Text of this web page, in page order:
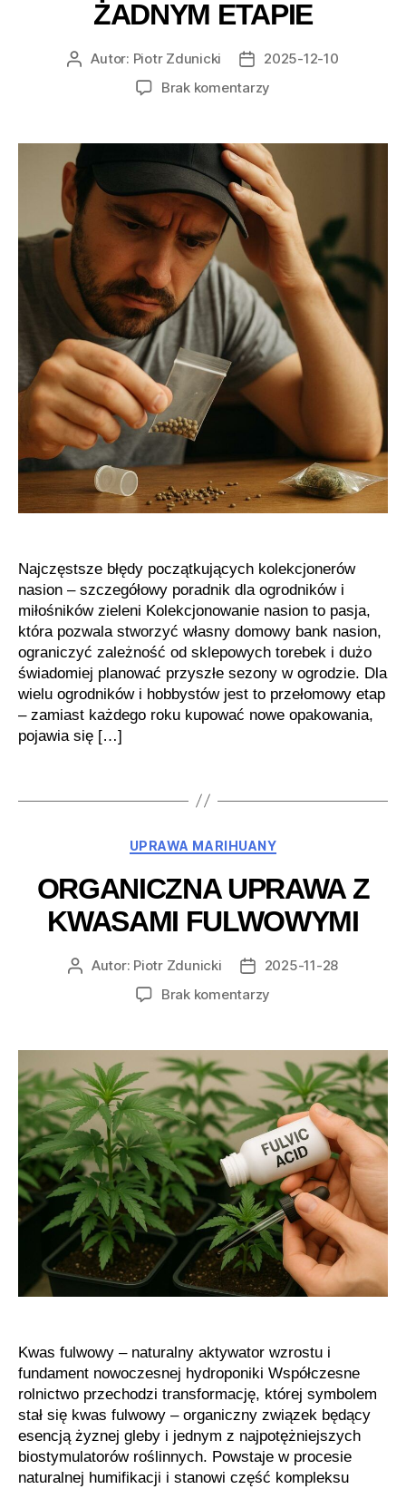
ŻADNYM ETAPIE
AutorAutor: Piotr Zdunicki
Data2025-12-10
Brak komentarzy
zniszczyć
nasion
marihuany
na
żadnym
etapie
Najczęstsze błędy początkujących kolekcjonerów
nasion – szczegółowy poradnik dla ogrodników i
miłośników zieleni Kolekcjonowanie nasion to pasja,
która pozwala stworzyć własny domowy bank nasion,
ograniczyć zależność od sklepowych torebek i dużo
świadomiej planować przyszłe sezony w ogrodzie. Dla
wielu ogrodników i hobbystów jest to przełomowy etap
– zamiast każdego roku kupować nowe opakowania,
pojawia się […]
Kategorie
UPRAWA MARIHUANY
ORGANICZNA UPRAWA Z
KWASAMI FULWOWYMI
AutorAutor: Piotr Zdunicki
Data2025-11-28
Brak komentarzy
z
kwasami
fulwowymi
Kwas fulwowy – naturalny aktywator wzrostu i
fundament nowoczesnej hydroponiki Współczesne
rolnictwo przechodzi transformację, której symbolem
stał się kwas fulwowy – organiczny związek będący
esencją żyznej gleby i jednym z najpotężniejszych
biostymulatorów roślinnych. Powstaje w procesie
naturalnej humifikacji i stanowi część kompleksu